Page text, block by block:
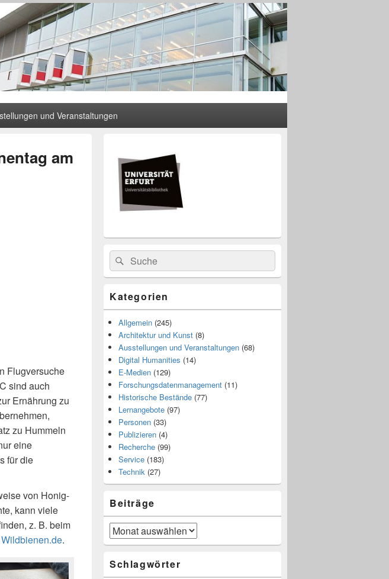
und Veranstaltungen
am
Flugversuche
sind auch
Ernährung zu
zu Hummeln
eine
für die
von Honig-
kann viele
z. B. beim
Wildbienen.de.
Widget-
Bereich
Search
for:
Suche
Kategorien
Allgemein (245)
Architektur und Kunst (8)
Ausstellungen und Veranstaltungen (68)
Digital Humanities (14)
E-Medien (129)
Forschungsdatenmanagement (11)
Historische Bestände (77)
Lernangebote (97)
Personen (33)
Publizieren (4)
Recherche (99)
Service (183)
Technik (27)
Beiträge
Beiträge
Schlagwörter